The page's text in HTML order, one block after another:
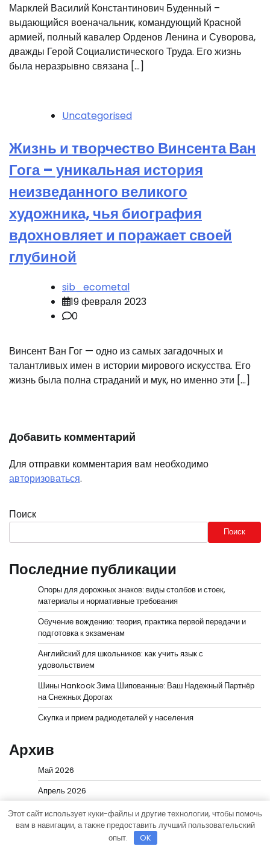
Марклей Василий Константинович Буденный –
выдающийся военачальник, командующий Красной
армией, полный кавалер Орденов Ленина и Суворова,
дважды Герой Социалистического Труда. Его жизнь
была неразрывно связана […]
Uncategorised
Жизнь и творчество Винсента Ван
Гога – уникальная история
неизведанного великого
художника, чья биография
вдохновляет и поражает своей
глубиной
sib_ecometal
19 февраля 2023
0
Винсент Ван Гог — одно из самых загадочных и
талантливых имен в истории мирового искусства. Его
жизнь была полна страданий и мук, но именно эти […]
Добавить комментарий
Для отправки комментария вам необходимо
авторизоваться.
Поиск
Поиск
Последние публикации
Опоры для дорожных знаков: виды столбов и стоек,
материалы и нормативные требования
Обучение вождению: теория, практика первой передачи и
подготовка к экзаменам
Английский для школьников: как учить язык с
удовольствием
Шины Hankook Зима Шипованные: Ваш Надежный Партнёр
на Снежных Дорогах
Скупка и прием радиодеталей у населения
Архив
Май 2026
Апрель 2026
Декабрь 2025
Октябрь 2025
Этот сайт использует куки-файлы и другие технологии, чтобы помочь
вам в навигации, а также предоставить лучший пользовательский
опыт.
OK